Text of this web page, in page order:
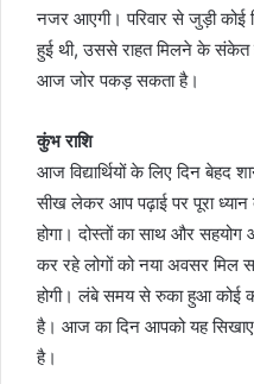
नजर आएगी। परिवार से जुड़ी कोई
हुई थी, उससे राहत मिलने के संकेत
आज जोर पकड़ सकता है।
कुंभ राशि
आज विद्यार्थियों के लिए दिन बेहद
सीख लेकर आप पढ़ाई पर पूरा
होगा। दोस्तों का साथ और
कर रहे लोगों को नया अवसर
होगी। लंबे समय से रुका हुआ कोई
है। आज का दिन आपको यह
है।